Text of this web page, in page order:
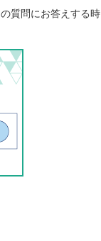
質問にお答えする時